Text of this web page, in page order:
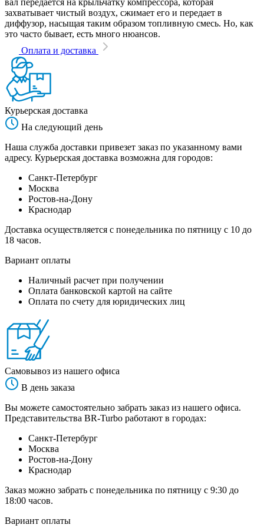
захватывает чистый воздух, сжимает его и передает в
диффузор, насыщая таким образом топливную смесь. Но, как
это часто бывает, есть много нюансов.
Оплата и доставка
Курьерская доставка
На следующий день
Наша служба доставки привезет заказ по указанному вами
адресу. Курьерская доставка возможна для городов:
Санкт-Петербург
Москва
Ростов-на-Дону
Краснодар
Доставка осуществляется с понедельника по пятницу с 10 до
18 часов.
Вариант оплаты
Наличный расчет при получении
Оплата банковской картой на сайте
Оплата по счету для юридических лиц
Самовывоз из нашего офиса
В день заказа
Вы можете самостоятельно забрать заказ из нашего офиса.
Представительства BR-Turbo работают в городах:
Санкт-Петербург
Москва
Ростов-на-Дону
Краснодар
Заказ можно забрать с понедельника по пятницу с 9:30 до
18:00 часов.
Вариант оплаты